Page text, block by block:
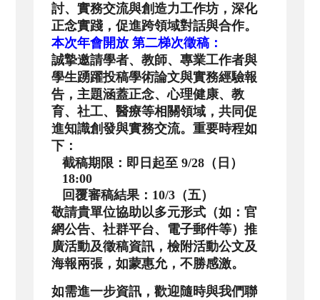
討、實務交流與創造力工作坊，深化
正念實踐，促進跨領域對話與合作。
本次年會開放 第二梯次徵稿：
誠摯邀請學者、教師、專業工作者與
學生踴躍投稿學術論文與實務經驗報
告， 主題涵蓋正念、心理健康、教
育、社工、醫療等相關領域，共同促
進知識創發與實務交流。重要時程如
下：
截稿期限：即日起至 9/28（日）
18:00
回覆審稿結果：10/3（五）
敬請貴單位協助以多元形式（如：官
網公告、社群平台、 電子郵件等）推
廣活動及徵稿資訊，檢附活動公文及
海報兩張，如蒙惠允，不勝感激。
如需進一步資訊，歡迎隨時與我們聯